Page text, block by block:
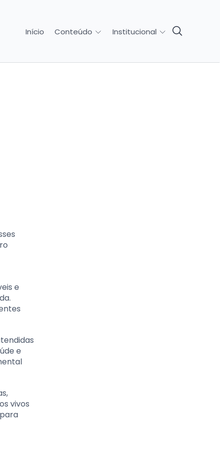
Início Conteúdo Institucional
e
e
vivos